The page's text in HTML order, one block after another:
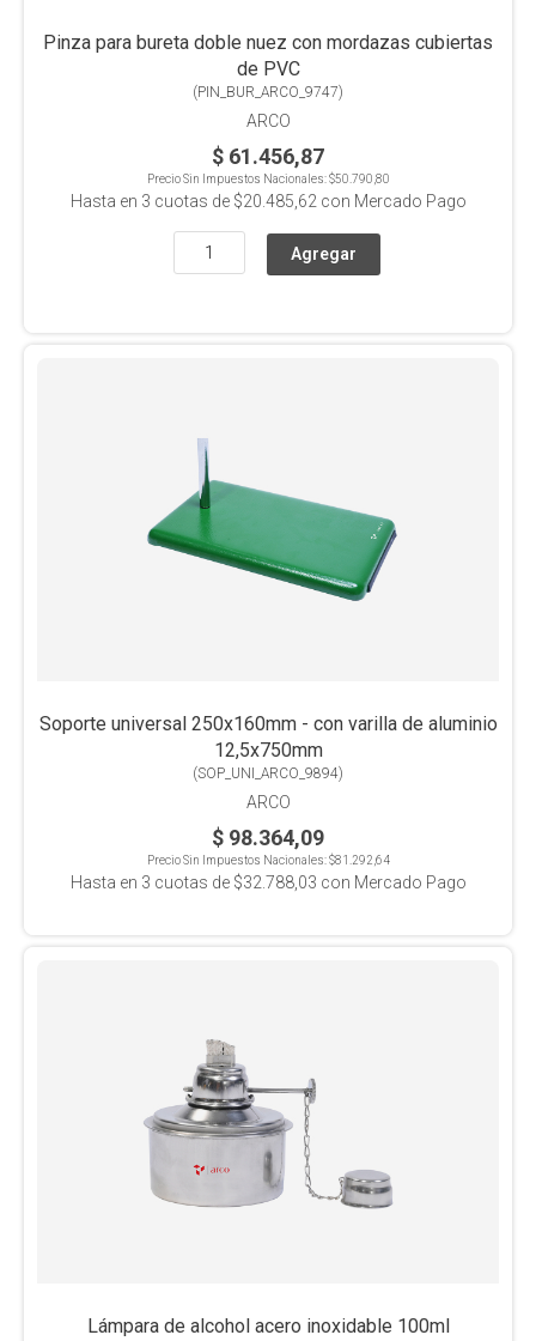
Pinza para bureta doble nuez con mordazas cubiertas
de PVC
(PIN_BUR_ARCO_9747)
ARCO
$ 61.456,87
Precio Sin Impuestos Nacionales:$50.790,80
Hasta en 3 cuotas de $20.485,62con Mercado Pago
Soporte universal 250x160mm - con varilla de aluminio
12,5x750mm
(SOP_UNI_ARCO_9894)
ARCO
$ 98.364,09
Precio Sin Impuestos Nacionales:$81.292,64
Hasta en 3 cuotas de $32.788,03 con Mercado Pago
Lámpara de alcohol acero inoxidable 100ml